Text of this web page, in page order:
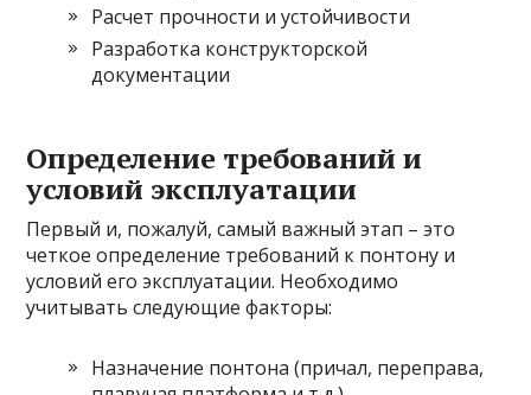
Расчет прочности и устойчивости
Разработка конструкторской
документации
Определение требований и
условий эксплуатации
Первый и, пожалуй, самый важный этап – это
четкое определение требований к понтону и
условий его эксплуатации. Необходимо
учитывать следующие факторы:
Назначение понтона (причал, переправа,